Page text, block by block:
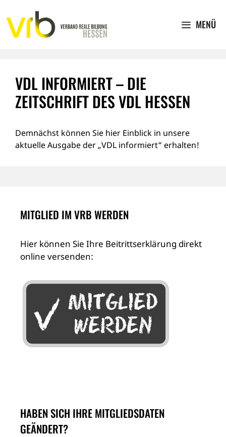
Inhalt
springen
MENÜ
VDL INFORMIERT – DIE
ZEITSCHRIFT DES VDL HESSEN
Demnächst können Sie hier Einblick in unsere
aktuelle Ausgabe der „VDL informiert“ erhalten!
MITGLIED IM VRB WERDEN
Hier können Sie Ihre Beitrittserklärung direkt
online versenden:
HABEN SICH IHRE MITGLIEDSDATEN
GEÄNDERT?